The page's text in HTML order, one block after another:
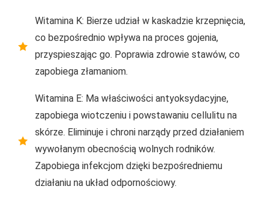
Witamina K: Bierze udział w kaskadzie krzepnięcia,
co bezpośrednio wpływa na proces gojenia,
przyspieszając go. Poprawia zdrowie stawów, co
zapobiega złamaniom.
Witamina E: Ma właściwości antyoksydacyjne,
zapobiega wiotczeniu i powstawaniu cellulitu na
skórze. Eliminuje i chroni narządy przed działaniem
wywołanym obecnością wolnych rodników.
Zapobiega infekcjom dzięki bezpośredniemu
działaniu na układ odpornościowy.